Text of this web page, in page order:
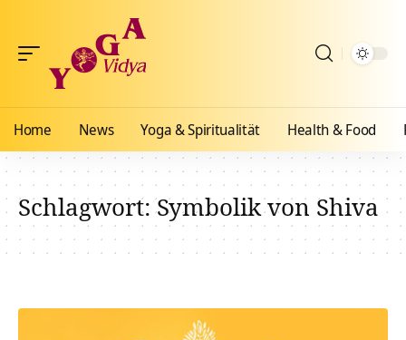
Home News Yoga & Spiritualität Health & Food
Schlagwort:Symbolik von Shiva